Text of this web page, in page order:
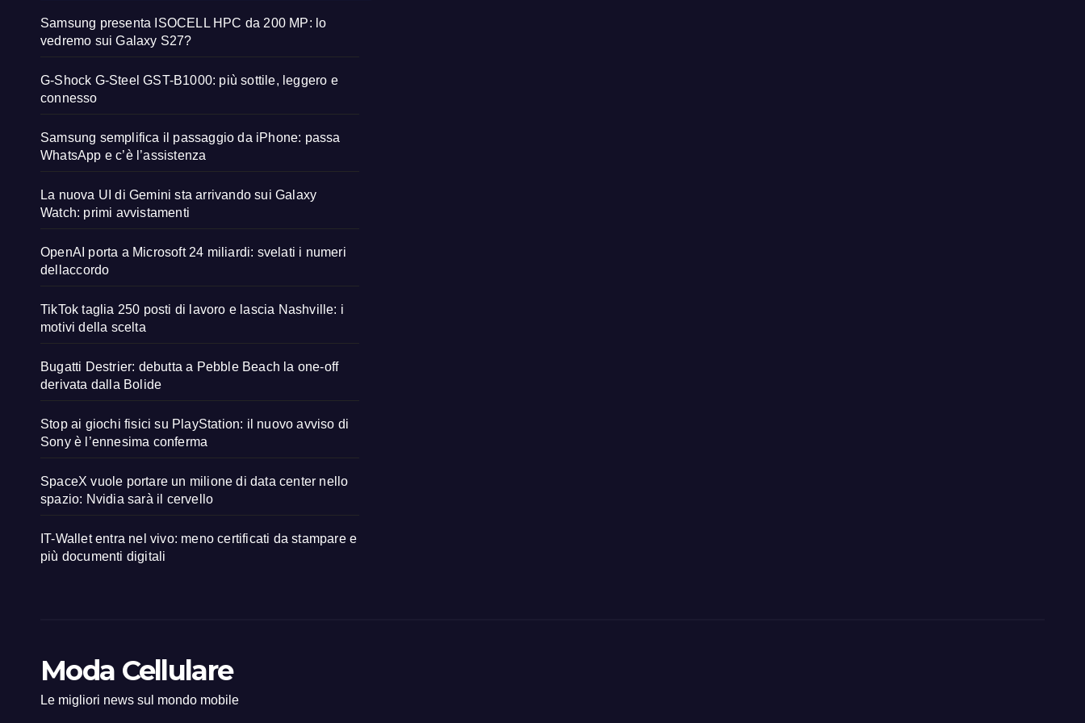
Samsung presenta ISOCELL HPC da 200 MP: lo
vedremo sui Galaxy S27?
G-Shock G-Steel GST-B1000: più sottile, leggero e
connesso
Samsung semplifica il passaggio da iPhone: passa
WhatsApp e c’è l’assistenza
La nuova UI di Gemini sta arrivando sui Galaxy
Watch: primi avvistamenti
OpenAI porta a Microsoft 24 miliardi: svelati i numeri
dellaccordo
TikTok taglia 250 posti di lavoro e lascia Nashville: i
motivi della scelta
Bugatti Destrier: debutta a Pebble Beach la one-off
derivata dalla Bolide
Stop ai giochi fisici su PlayStation: il nuovo avviso di
Sony è l’ennesima conferma
SpaceX vuole portare un milione di data center nello
spazio: Nvidia sarà il cervello
IT-Wallet entra nel vivo: meno certificati da stampare e
più documenti digitali
Moda Cellulare
Le migliori news sul mondo mobile